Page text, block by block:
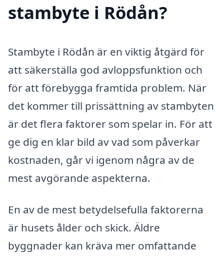
stambyte i Rödån?
Stambyte i Rödån är en viktig åtgärd för
att säkerställa god avloppsfunktion och
för att förebygga framtida problem. När
det kommer till prissättning av stambyten
är det flera faktorer som spelar in. För att
ge dig en klar bild av vad som påverkar
kostnaden, går vi igenom några av de
mest avgörande aspekterna.
En av de mest betydelsefulla faktorerna
är husets ålder och skick. Äldre
byggnader kan kräva mer omfattande